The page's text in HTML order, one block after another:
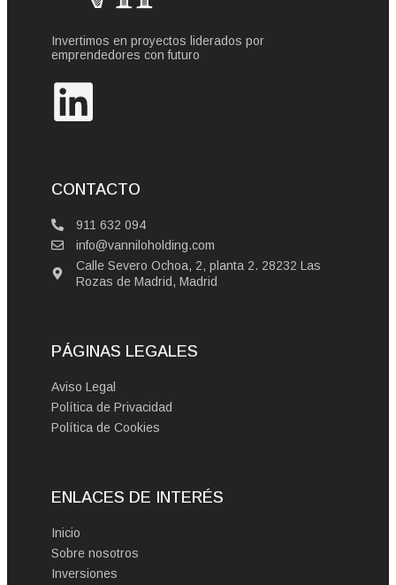
Invertimos en proyectos liderados por
emprendedores con futuro
CONTACTO
911 632 094
info@vanniloholding.com
Calle Severo Ochoa, 2, planta 2. 28232 Las
Rozas de Madrid, Madrid
PÁGINAS LEGALES
Aviso Legal
Política de Privacidad
Política de Cookies
ENLACES DE INTERÉS
Inicio
Sobre nosotros
Inversiones